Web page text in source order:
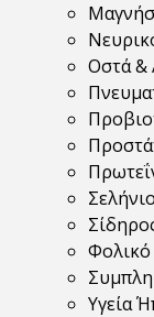
Οστά &
Σελήνιο
Υγεία